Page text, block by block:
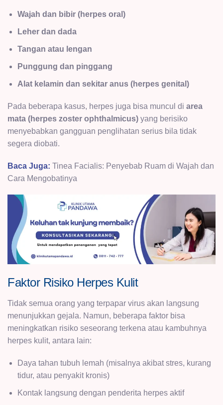
Wajah dan bibir (herpes oral)
Leher dan dada
Tangan atau lengan
Punggung dan pinggang
Alat kelamin dan sekitar anus (herpes genital)
Pada beberapa kasus, herpes juga bisa muncul di area
mata (herpes zoster ophthalmicus) yang berisiko
menyebabkan gangguan penglihatan serius bila tidak
segera diobati.
Baca Juga: Tinea Facialis: Penyebab Ruam di Wajah dan
Cara Mengobatinya
Faktor Risiko Herpes Kulit
Tidak semua orang yang terpapar virus akan langsung
menunjukkan gejala. Namun, beberapa faktor bisa
meningkatkan risiko seseorang terkena atau kambuhnya
herpes kulit, antara lain:
Daya tahan tubuh lemah (misalnya akibat stres, kurang
tidur, atau penyakit kronis)
Kontak langsung dengan penderita herpes aktif